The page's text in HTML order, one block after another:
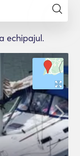
echipajul.